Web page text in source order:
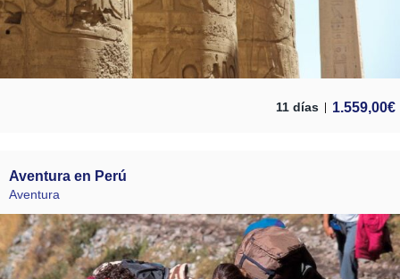
11 días 1.559,00€
Aventura en Perú
Aventura